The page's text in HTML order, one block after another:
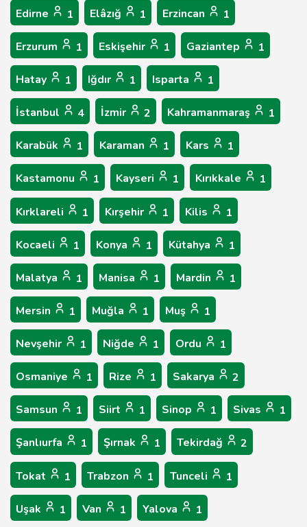
Edirne 1 Elâzığ 1 Erzincan 1
Erzurum 1 Eskişehir 1 Gaziantep 1
Hatay 1 Iğdır 1 Isparta 1
İstanbul 4 İzmir 2 Kahramanmaraş 1
Karabük 1 Karaman 1 Kars 1
Kastamonu 1 Kayseri 1 Kırıkkale 1
Kırklareli 1 Kırşehir 1 Kilis 1
Kocaeli 1 Konya 1 Kütahya 1
Malatya 1 Manisa 1 Mardin 1
Mersin 1 Muğla 1 Muş 1
Nevşehir 1 Niğde 1 Ordu 1
Osmaniye 1 Rize 1 Sakarya 2
Samsun 1 Siirt 1 Sinop 1 Sivas 1
Şanlıurfa 1 Şırnak 1 Tekirdağ 2
Tokat 1 Trabzon 1 Tunceli 1
Uşak 1 Van 1 Yalova 1